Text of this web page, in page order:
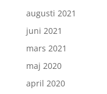
augusti 2021
juni 2021
mars 2021
maj 2020
april 2020